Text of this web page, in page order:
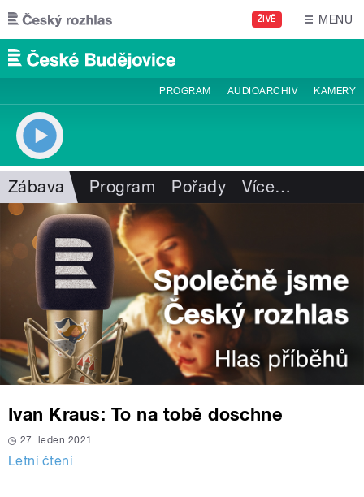
Přejít k hlavnímu obsahu
ŽIVĚ MENU
PROGRAM AUDIOARCHIV KAMERY
Zábava Program Pořady Více…
Ivan Kraus: To na tobě doschne
27. leden 2021
Letní čtení